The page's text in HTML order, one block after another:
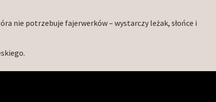
nie potrzebuje fajerwerków – wystarczy leżak, słońce i